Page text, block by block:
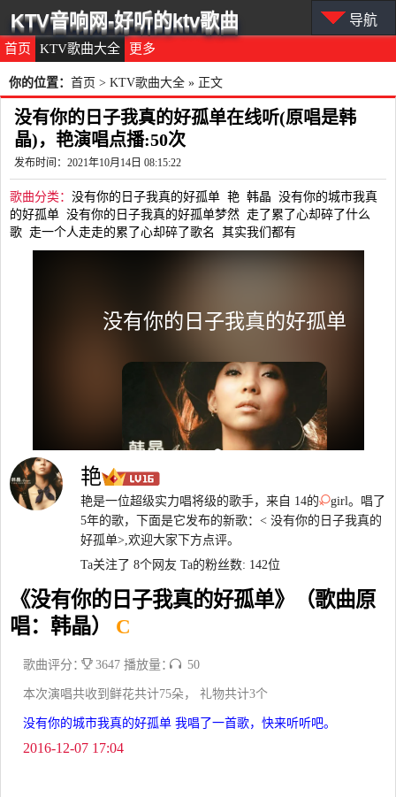
首页 KTV歌曲大全 更多
KTV音响网-好听的ktv歌曲 导航
你的位置： 首页 > KTV歌曲大全 » 正文
没有你的日子我真的好孤单在线听(原唱是韩
晶)，艳演唱点播:50次
发布时间：2021年10月14日 08:15:22
歌曲分类： 没有你的日子我真的好孤单 艳 韩晶 没有你的城市我真
的好孤单 没有你的日子我真的好孤单梦然 走了累了心却碎了什么
歌 走一个人走走的累了心却碎了歌名 其实我们都有
艳
艳是一位超级实力唱将级的歌手，来自 14的
girl。唱了
5年的歌，下面是它发布的新歌：< 没有你的日子我真的
好孤单>,欢迎大家下方点评。
Ta关注了 8个网友 Ta的粉丝数: 142位
《没有你的日子我真的好孤单》（歌曲原
唱：韩晶）
C
歌曲评分： 3647 播放量： 50
本次演唱共收到鲜花共计75朵， 礼物共计3个
没有你的城市我真的好孤单 我唱了一首歌，快来听听吧。
2016-12-07 17:04